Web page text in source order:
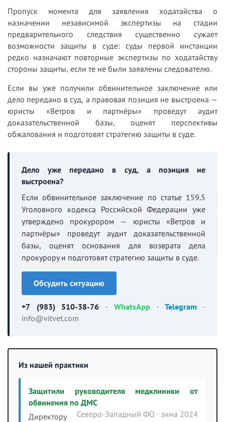
Пропуск момента для заявления ходатайства о
назначении независимой экспертизы на стадии
предварительного следствия существенно сужает
возможности защиты в суде: суды первой инстанции
редко назначают повторные экспертизы по ходатайству
стороны защиты, если те не были заявлены следователю.
Если вы уже получили обвинительное заключение или
дело передано в суд, а правовая позиция не выстроена —
юристы «Ветров и партнёры» проведут аудит
доказательственной базы, оценят перспективы
обжалования и подготовят стратегию защиты в суде.
Дело уже передано в суд, а позиция не
выстроена?
Если обвинительное заключение по статье 159.5
Уголовного кодекса Российской Федерации уже
утверждено прокурором — юристы «Ветров и
партнёры» проведут аудит доказательственной
базы, оценят основания для возврата дела
прокурору и подготовят стратегию защиты в суде.
Обсудить ситуацию
+7 (983) 510-38-76 · WhatsApp ·Telegram ·
info@vitvet.com
Из нашей практики
Защитили руководителя медклиники от
обвинения по ДМС
Северо-Западный ФО · зима 2024
Директору